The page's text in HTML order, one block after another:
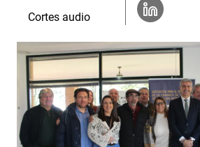
Cortes audio